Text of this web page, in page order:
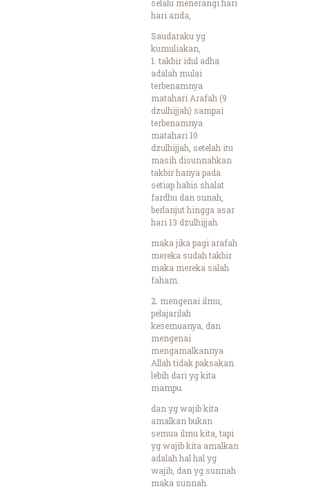
selalu menerangi hari
hari anda,
Saudaraku yg
kumuliakan,
1. takbir idul adha
adalah mulai
terbenamnya
matahari Arafah (9
dzulhijjah) sampai
terbenamnya
matahari 10
dzulhijjah, setelah itu
masih disunnahkan
takbir hanya pada
setiap habis shalat
fardhu dan sunah,
berlanjut hingga asar
hari 13 dzulhijjah.
maka jika pagi arafah
mereka sudah takbir
maka mereka salah
faham.
2. mengenai ilmu,
pelajarilah
kesemuanya, dan
mengenai
mengamalkannya
Allah tidak paksakan
lebih dari yg kita
mampu.
dan yg wajib kita
amalkan bukan
semua ilmu kita, tapi
yg wajib kita amalkan
adalah hal hal yg
wajib, dan yg sunnah
maka sunnah.